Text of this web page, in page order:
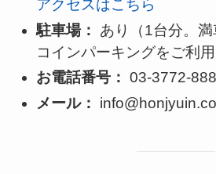
アクセスはこちら
駐車場：
あり（1台分。
コインパーキングをご利用
お電話番号： 03-3772-
メール：